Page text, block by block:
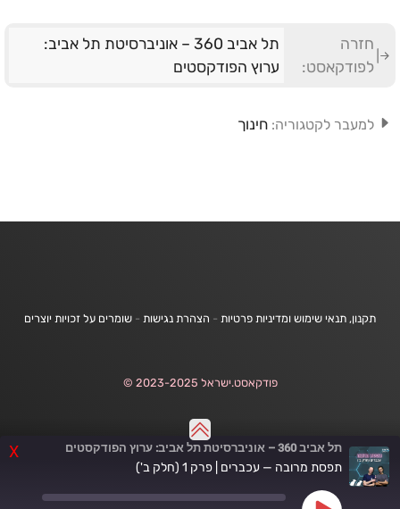
X תל אביב 360 – אוניברסיטת תל אביב: ערוץ הפודקסטים
תפסת מרובה — עכברים | פרק 1 (חלק ב')
חזרה
לפודקאסט:
תל אביב 360 – אוניברסיטת תל אביב:
ערוץ הפודקסטים
למעבר לקטגוריה: חינוך
תקנון, תנאי שימוש ומדיניות פרטיות - הצהרת נגישות - שומרים על זכויות יוצרים
פודקאסט.ישראל 2023-2025 ©